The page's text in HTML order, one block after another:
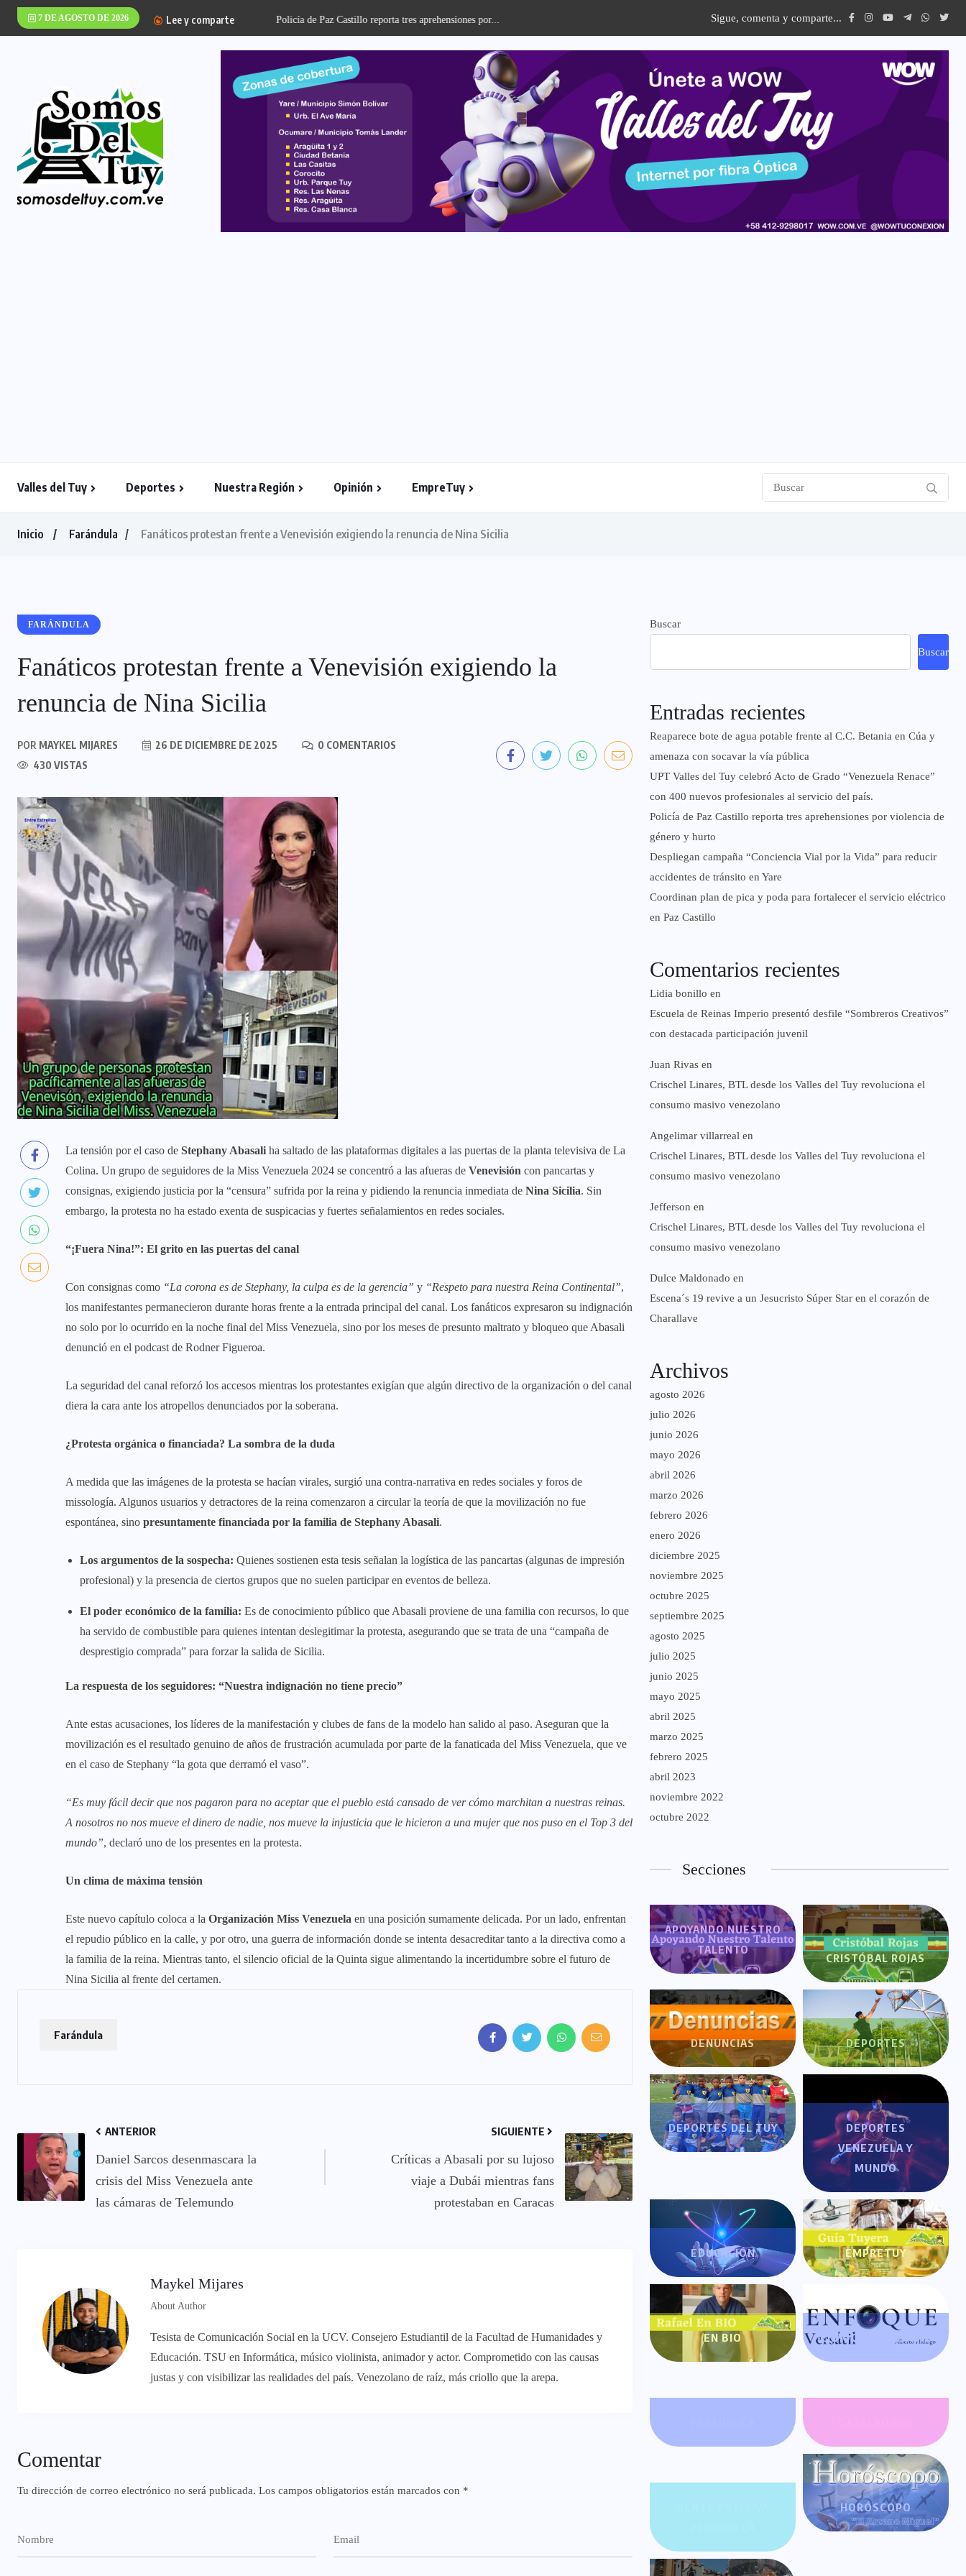
7 DE AGOSTO DE 2026 Lee y comparte ‎Policía de Paz Castillo reporta tres aprehensiones por... Sigue, comenta y comparte...
Valles del Tuy Deportes Nuestra Región Opinión EmpreTuy
Inicio Farándula Fanáticos protestan frente a Venevisión exigiendo la renuncia de Nina Sicilia
FARÁNDULA
Fanáticos protestan frente a Venevisión exigiendo la
renuncia de Nina Sicilia
POR MAYKEL MIJARES 26 DE DICIEMBRE DE 2025
0 COMENTARIOS
430 VISTAS
La tensión por el caso de Stephany Abasali ha saltado de las plataformas digitales a las puertas de la planta televisiva de La
Colina. Un grupo de seguidores de la Miss Venezuela 2024 se concentró a las afueras de Venevisión con pancartas y
consignas, exigiendo justicia por la “censura” sufrida por la reina y pidiendo la renuncia inmediata de Nina Sicilia. Sin
embargo, la protesta no ha estado exenta de suspicacias y fuertes señalamientos en redes sociales.
“¡Fuera Nina!”: El grito en las puertas del canal
Con consignas como “La corona es de Stephany, la culpa es de la gerencia” y “Respeto para nuestra Reina Continental”,
los manifestantes permanecieron durante horas frente a la entrada principal del canal. Los fanáticos expresaron su indignación
no solo por lo ocurrido en la noche final del Miss Venezuela, sino por los meses de presunto maltrato y bloqueo que Abasali
denunció en el podcast de Rodner Figueroa.
La seguridad del canal reforzó los accesos mientras los protestantes exigían que algún directivo de la organización o del canal
diera la cara ante los atropellos denunciados por la soberana.
¿Protesta orgánica o financiada? La sombra de la duda
A medida que las imágenes de la protesta se hacían virales, surgió una contra-narrativa en redes sociales y foros de
missología. Algunos usuarios y detractores de la reina comenzaron a circular la teoría de que la movilización no fue
espontánea, sino presuntamente financiada por la familia de Stephany Abasali.
Los argumentos de la sospecha: Quienes sostienen esta tesis señalan la logística de las pancartas (algunas de impresión
profesional) y la presencia de ciertos grupos que no suelen participar en eventos de belleza.
El poder económico de la familia: Es de conocimiento público que Abasali proviene de una familia con recursos, lo que
ha servido de combustible para quienes intentan deslegitimar la protesta, asegurando que se trata de una “campaña de
desprestigio comprada” para forzar la salida de Sicilia.
La respuesta de los seguidores: “Nuestra indignación no tiene precio”
Ante estas acusaciones, los líderes de la manifestación y clubes de fans de la modelo han salido al paso. Aseguran que la
movilización es el resultado genuino de años de frustración acumulada por parte de la fanaticada del Miss Venezuela, que ve
en el caso de Stephany “la gota que derramó el vaso”.
“Es muy fácil decir que nos pagaron para no aceptar que el pueblo está cansado de ver cómo marchitan a nuestras reinas.
A nosotros no nos mueve el dinero de nadie, nos mueve la injusticia que le hicieron a una mujer que nos puso en el Top 3 del
mundo”, declaró uno de los presentes en la protesta.
Un clima de máxima tensión
Este nuevo capítulo coloca a la Organización Miss Venezuela en una posición sumamente delicada. Por un lado, enfrentan
el repudio público en la calle, y por otro, una guerra de información donde se intenta desacreditar tanto a la directiva como a
la familia de la reina. Mientras tanto, el silencio oficial de la Quinta sigue alimentando la incertidumbre sobre el futuro de
Nina Sicilia al frente del certamen.
Farándula
ANTERIOR
Daniel Sarcos desenmascara la
crisis del Miss Venezuela ante
las cámaras de Telemundo
SIGUIENTE
Críticas a Abasali por su lujoso
viaje a Dubái mientras fans
protestaban en Caracas
Maykel Mijares
About Author
Tesista de Comunicación Social en la UCV. Consejero Estudiantil de la Facultad de Humanidades y
Educación. TSU en Informática, músico violinista, animador y actor. Comprometido con las causas
justas y con visibilizar las realidades del país. Venezolano de raíz, más criollo que la arepa.
Comentar
Tu dirección de correo electrónico no será publicada. Los campos obligatorios están marcados con *
Buscar
Buscar
Entradas recientes
Reaparece bote de agua potable frente al C.C. Betania en Cúa y
amenaza con socavar la vía pública
UPT Valles del Tuy celebró Acto de Grado “Venezuela Renace”
con 400 nuevos profesionales al servicio del país.
‎Policía de Paz Castillo reporta tres aprehensiones por violencia de
género y hurto
‎Despliegan campaña “Conciencia Vial por la Vida” para reducir
accidentes de tránsito en Yare
Coordinan plan de pica y poda para fortalecer el servicio eléctrico
en Paz Castillo
Comentarios recientes
Lidia bonillo en
Escuela de Reinas Imperio presentó desfile “Sombreros Creativos”
con destacada participación juvenil
Juan Rivas en
Crischel Linares, BTL desde los Valles del Tuy revoluciona el
consumo masivo venezolano
Angelimar villarreal en
Crischel Linares, BTL desde los Valles del Tuy revoluciona el
consumo masivo venezolano
Jefferson en
Crischel Linares, BTL desde los Valles del Tuy revoluciona el
consumo masivo venezolano
Dulce Maldonado en
Escena´s 19 revive a un Jesucristo Súper Star en el corazón de
Charallave
Archivos
agosto 2026
julio 2026
junio 2026
mayo 2026
abril 2026
marzo 2026
febrero 2026
enero 2026
diciembre 2025
noviembre 2025
octubre 2025
septiembre 2025
agosto 2025
julio 2025
junio 2025
mayo 2025
abril 2025
marzo 2025
febrero 2025
abril 2023
noviembre 2022
octubre 2022
Secciones
APOYANDO NUESTRO
TALENTO
CRISTÓBAL ROJAS
DENUNCIAS DEPORTES
DEPORTES DEL TUY
DEPORTES
VENEZUELA Y
MUNDO
EDUCACIÓN EMPRETUY
EN BIO ENFOQUE VERSÁTIL
HORÓSCOPO